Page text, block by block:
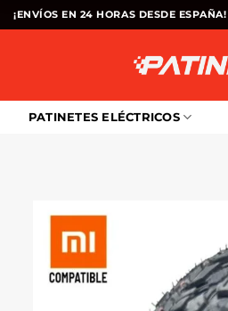
Saltar
al
¡ENVÍOS EN 24 HORAS DESDE ESPAÑA!
PATINETES ELÉCTRICOS